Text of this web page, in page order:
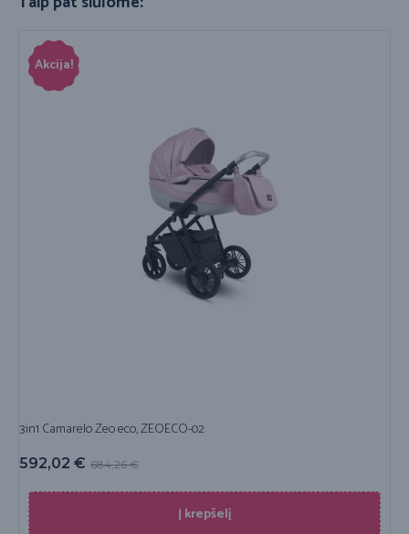
Akcija!
3in1 Camarelo Zeo eco, ZEOECO-02
684,26€
592,02 €
Į krepšelį